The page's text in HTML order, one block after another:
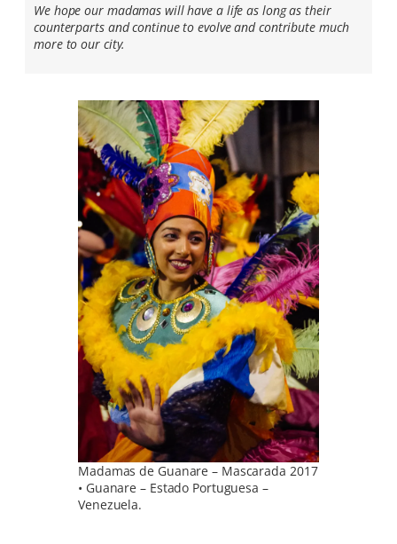
We hope our madamas will have a life as long as their
counterparts and continue to evolve and contribute much
more to our city.
Madamas de Guanare – Mascarada 2017
• Guanare – Estado Portuguesa –
Venezuela.